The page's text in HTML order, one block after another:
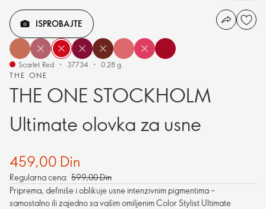
THE ONE
THE ONE STOCKHOLM
Ultimate olovka za usne
ISPROBAJTE
Scarlet Red 37734 0.28 g.
459,00 Din
Regularna cena: 599,00 Din
Priprema, definiše i oblikuje usne intenzivnim pigmentima –
samostalno ili zajedno sa vašim omiljenim Color Stylist Ultimate